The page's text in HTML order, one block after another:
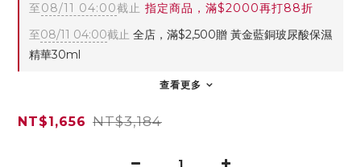
至08/11 04:00截止 指定商品，滿$2000再打88折
至08/11 04:00截止 全店，滿$2,500贈 黃金藍銅玻尿酸保濕
精華30ml
查看更多
NT$1,656 NT$3,184